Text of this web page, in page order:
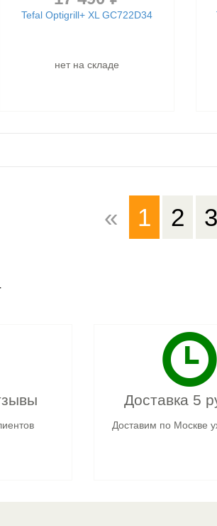
Tefal Optigrill+ XL GC722D34
нет на складе
« 1 2 3
Доставка 5
Доставим по Москве